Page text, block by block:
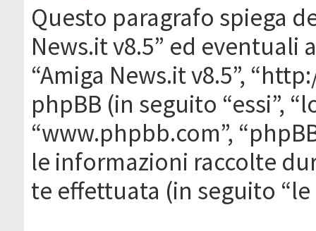
Questo paragrafo spiega
News.it v8.5” ed eventuali
“Amiga News.it v8.5”,
phpBB (in seguito “essi”,
“www.phpbb.com”,
le informazioni raccolte
te effettuata (in seguito